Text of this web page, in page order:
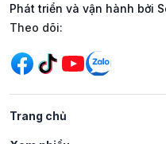
Phát triển và vận hành bởi
Mạng xã hội
Theo dõi:
Trang chủ